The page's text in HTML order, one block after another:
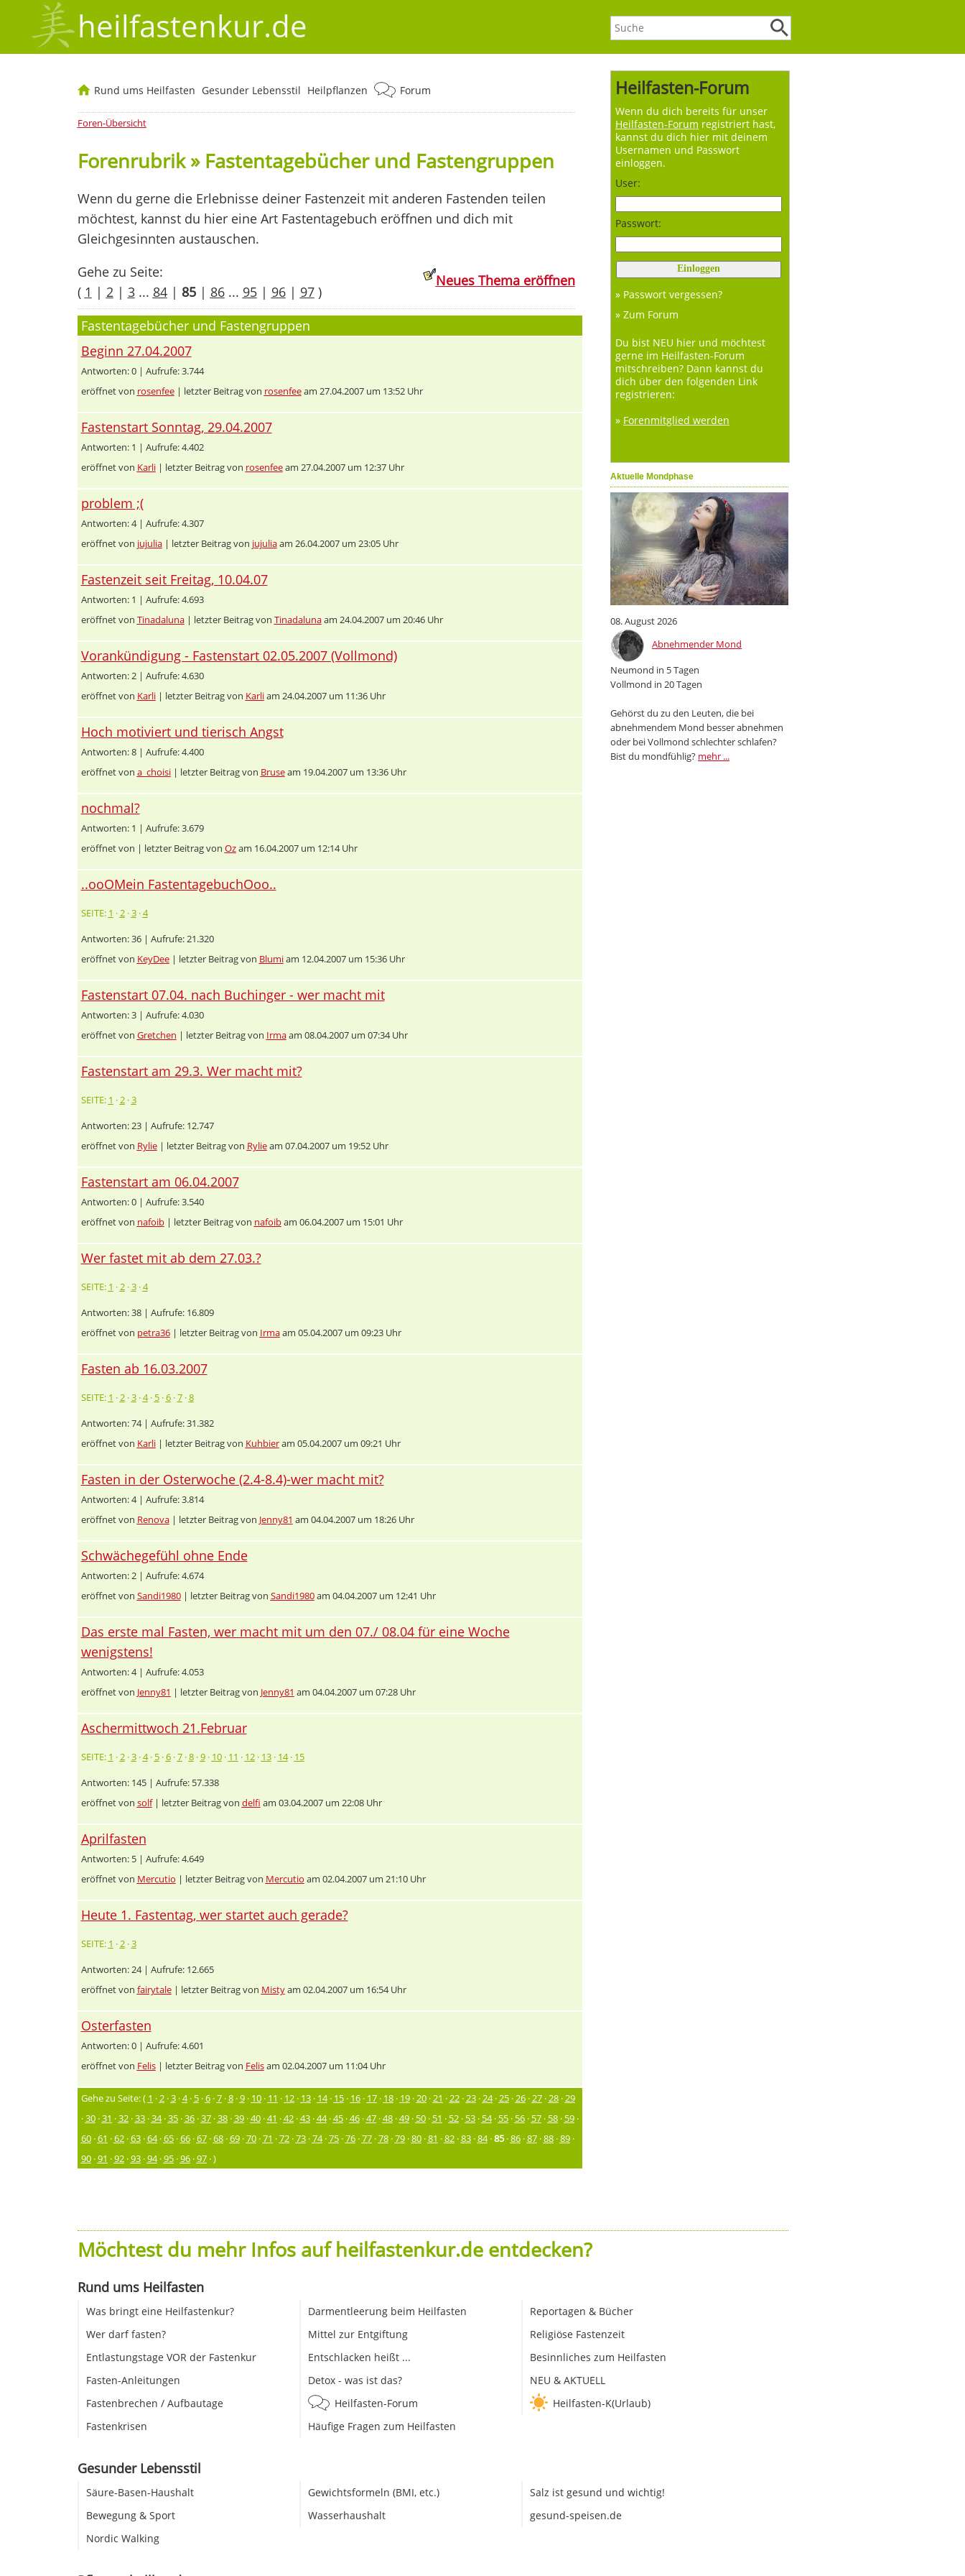
heilfastenkur.de
Heilfasten-Forum
Wenn du dich bereits für unser
Heilfasten-Forum registriert hast,
kannst du dich hier mit deinem
Usernamen und Passwort
einloggen.
User:
Passwort:
» Passwort vergessen?
» Zum Forum
Du bist NEU hier und möchtest
gerne im Heilfasten-Forum
mitschreiben? Dann kannst du
dich über den folgenden Link
registrieren:
» Forenmitglied werden
Aktuelle Mondphase
08. August 2026
Abnehmender Mond
Neumond in 5 Tagen
Vollmond in 20 Tagen
Gehörst du zu den Leuten, die bei
abnehmendem Mond besser abnehmen
oder bei Vollmond schlechter schlafen?
Bist du mondfühlig? mehr ...
Rund ums Heilfasten Gesunder Lebensstil Heilpflanzen Forum
Foren-Übersicht
Forenrubrik » Fastentagebücher und Fastengruppen
Wenn du gerne die Erlebnisse deiner Fastenzeit mit anderen Fastenden teilen
möchtest, kannst du hier eine Art Fastentagebuch eröffnen und dich mit
Gleichgesinnten austauschen.
Neues Thema eröffnen
Gehe zu Seite:
( 1 | 2| 3... 84| 85| 86... 95| 96| 97)
Fastentagebücher und Fastengruppen
Beginn 27.04.2007
Antworten: 0 | Aufrufe: 3.744
eröffnet von rosenfee| letzter Beitrag von rosenfeeam 27.04.2007 um 13:52 Uhr
Fastenstart Sonntag, 29.04.2007
Antworten: 1 | Aufrufe: 4.402
eröffnet von Karli| letzter Beitrag von rosenfeeam 27.04.2007 um 12:37 Uhr
problem ;(
Antworten: 4 | Aufrufe: 4.307
eröffnet von jujulia| letzter Beitrag von jujuliaam 26.04.2007 um 23:05 Uhr
Fastenzeit seit Freitag, 10.04.07
Antworten: 1 | Aufrufe: 4.693
eröffnet von Tinadaluna| letzter Beitrag von Tinadalunaam 24.04.2007 um 20:46 Uhr
Vorankündigung - Fastenstart 02.05.2007 (Vollmond)
Antworten: 2 | Aufrufe: 4.630
eröffnet von Karli| letzter Beitrag von Karliam 24.04.2007 um 11:36 Uhr
Hoch motiviert und tierisch Angst
Antworten: 8 | Aufrufe: 4.400
eröffnet von a_choisi| letzter Beitrag von Bruseam 19.04.2007 um 13:36 Uhr
nochmal?
Antworten: 1 | Aufrufe: 3.679
eröffnet von | letzter Beitrag von Ozam 16.04.2007 um 12:14 Uhr
..ooOMein FastentagebuchOoo..
SEITE: 1 ·2·3·4
Antworten: 36 | Aufrufe: 21.320
eröffnet von KeyDee| letzter Beitrag von Blumiam 12.04.2007 um 15:36 Uhr
Fastenstart 07.04. nach Buchinger - wer macht mit
Antworten: 3 | Aufrufe: 4.030
eröffnet von Gretchen | letzter Beitrag von Irmaam 08.04.2007 um 07:34 Uhr
Fastenstart am 29.3. Wer macht mit?
SEITE: 1 ·2·3
Antworten: 23 | Aufrufe: 12.747
eröffnet von Rylie| letzter Beitrag von Rylieam 07.04.2007 um 19:52 Uhr
Fastenstart am 06.04.2007
Antworten: 0 | Aufrufe: 3.540
eröffnet von nafoib| letzter Beitrag von nafoibam 06.04.2007 um 15:01 Uhr
Wer fastet mit ab dem 27.03.?
SEITE: 1 ·2·3·4
Antworten: 38 | Aufrufe: 16.809
eröffnet von petra36| letzter Beitrag von Irmaam 05.04.2007 um 09:23 Uhr
Fasten ab 16.03.2007
SEITE: 1 ·2·3·4· 5·6·7·8
Antworten: 74 | Aufrufe: 31.382
eröffnet von Karli| letzter Beitrag von Kuhbieram 05.04.2007 um 09:21 Uhr
Fasten in der Osterwoche (2.4-8.4)-wer macht mit?
Antworten: 4 | Aufrufe: 3.814
eröffnet von Renova| letzter Beitrag von Jenny81 am 04.04.2007 um 18:26 Uhr
Schwächegefühl ohne Ende
Antworten: 2 | Aufrufe: 4.674
eröffnet von Sandi1980| letzter Beitrag von Sandi1980am 04.04.2007 um 12:41 Uhr
Das erste mal Fasten, wer macht mit um den 07./ 08.04 für eine Woche
wenigstens!
Antworten: 4 | Aufrufe: 4.053
eröffnet von Jenny81 | letzter Beitrag von Jenny81 am 04.04.2007 um 07:28 Uhr
Aschermittwoch 21.Februar
SEITE: 1 ·2·3·4· 5·6·7·8·9· 10· 11 · 12· 13· 14· 15
Antworten: 145 | Aufrufe: 57.338
eröffnet von solf| letzter Beitrag von delfi am 03.04.2007 um 22:08 Uhr
Aprilfasten
Antworten: 5 | Aufrufe: 4.649
eröffnet von Mercutio | letzter Beitrag von Mercutio am 02.04.2007 um 21:10 Uhr
Heute 1. Fastentag, wer startet auch gerade?
SEITE: 1 ·2·3
Antworten: 24 | Aufrufe: 12.665
eröffnet von fairytale| letzter Beitrag von Mistyam 02.04.2007 um 16:54 Uhr
Osterfasten
Antworten: 0 | Aufrufe: 4.601
eröffnet von Felis| letzter Beitrag von Felisam 02.04.2007 um 11:04 Uhr
Gehe zu Seite: ( 1 ·2·3·4· 5·6·7·8·9· 10· 11 · 12· 13· 14· 15· 16· 17· 18· 19·20·21 ·22·23·24·25·26·27·28·29
·30·31 ·32·33·34·35·36·37·38·39·40·41 ·42·43·44·45·46·47·48·49· 50· 51 · 52· 53· 54· 55· 56· 57· 58· 59·
60·61 ·62·63·64·65·66·67·68·69·70·71 ·72·73·74·75·76·77·78·79·80·81 ·82·83·84·85·86·87·88·89·
90·91 ·92·93·94·95·96·97· )
Möchtest du mehr Infos auf heilfastenkur.de entdecken?
Rund ums Heilfasten
Was bringt eine Heilfastenkur?
Wer darf fasten?
Entlastungstage VOR der Fastenkur
Fasten-Anleitungen
Fastenbrechen / Aufbautage
Fastenkrisen
Darmentleerung beim Heilfasten
Mittel zur Entgiftung
Entschlacken heißt ...
Detox - was ist das?
Heilfasten-Forum
Häufige Fragen zum Heilfasten
Reportagen & Bücher
Religiöse Fastenzeit
Besinnliches zum Heilfasten
NEU & AKTUELL
Heilfasten-K(Urlaub)
Gesunder Lebensstil
Säure-Basen-Haushalt
Bewegung & Sport
Nordic Walking
Gewichtsformeln (BMI, etc.)
Wasserhaushalt
Salz ist gesund und wichtig!
gesund-speisen.de